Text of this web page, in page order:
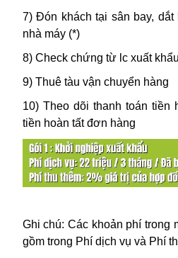
7) Đón khách tại sân bay, dắt
nhà máy (*)
8) Check chứng từ lc xuất
9) Thuê tàu vận chuyển hàng
10) Theo dõi thanh toán tiền
tiền hoàn tất đơn hàng
Ghi chú: Các khoản phí trong
gồm trong Phí dịch vụ và Phí